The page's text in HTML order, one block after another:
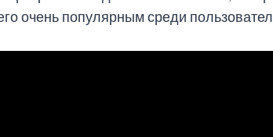
очень популярным среди